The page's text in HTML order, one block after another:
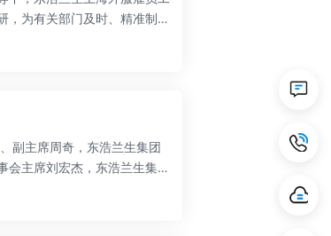
，为有关部门及时、精准制定
副主席周奇，东浩兰生集团
会主席刘宏杰，东浩兰生集团
团党政领导、工会委员、以